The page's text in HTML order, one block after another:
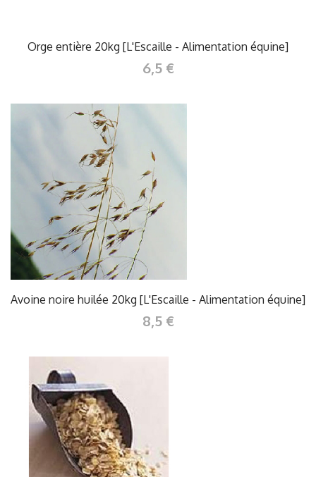
Orge entière 20kg [L'Escaille - Alimentation équine]
6,5 €
Avoine noire huilée 20kg [L'Escaille - Alimentation équine]
8,5 €